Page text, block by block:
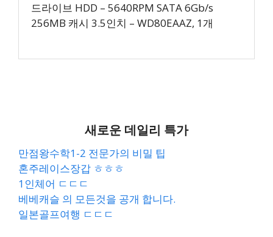
드라이브 HDD – 5640RPM SATA 6Gb/s
256MB 캐시 3.5인치 – WD80EAAZ, 1개
새로운 데일리 특가
만점왕수학1-2 전문가의 비밀 팁
혼주레이스장갑 ㅎㅎㅎ
1인체어 ㄷㄷㄷ
베베캐슬 의 모든것을 공개 합니다.
일본골프여행 ㄷㄷㄷ